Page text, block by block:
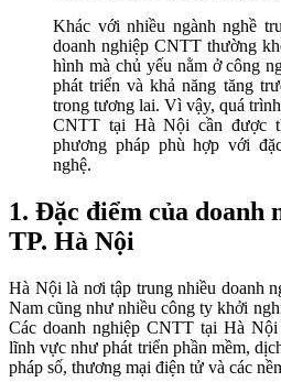
Khác với nhiều ngành nghề
doanh nghiệp CNTT thường
hình mà chủ yếu nằm ở công
phát triển và khả năng tăng
trong tương lai. Vì vậy, quá
CNTT tại Hà Nội cần được
phương pháp phù hợp với
nghệ.
1. Đặc điểm của doanh
TP. Hà Nội
Hà Nội là nơi tập trung nhiều doanh
Nam cũng như nhiều công ty khởi
Các doanh nghiệp CNTT tại Hà
lĩnh vực như phát triển phần mềm,
pháp số, thương mại điện tử và các